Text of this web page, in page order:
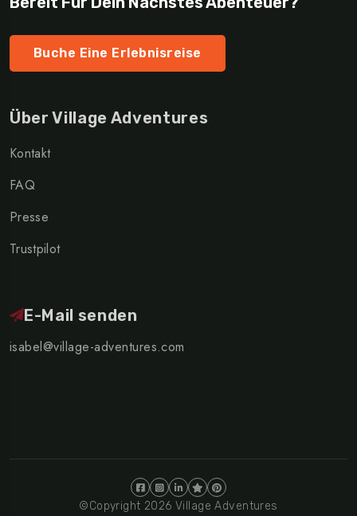
Buche Eine Erlebnisreise
Über Village Adventures
Kontakt
FAQ
Presse
Trustpilot
E-Mail senden
isabel@village-adventures.com
©Copyright 2026 Village Adventures